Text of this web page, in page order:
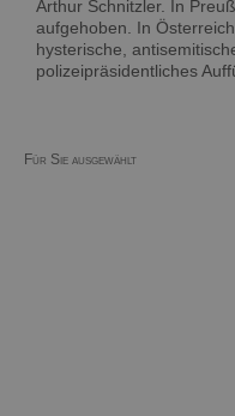
Arthur Schnitzler. In
aufgehoben. In
hysterische,
polizeipräsidentliches
Für Sie ausgewählt